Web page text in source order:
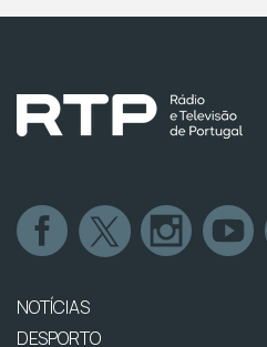
NOTÍCIAS
DESPORTO